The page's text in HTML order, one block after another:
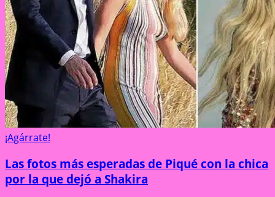
¡Agárrate!
Las fotos más esperadas de Piqué con la chica
por la que dejó a Shakira